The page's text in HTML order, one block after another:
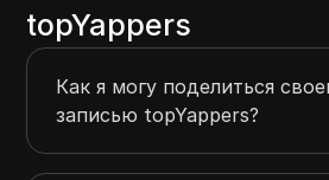
topYappers
Как я могу поделиться
записью topYappers?